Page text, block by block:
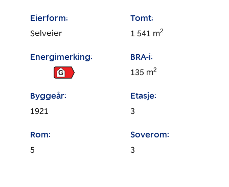
Eierform:
Selveier
Tomt:
1 541 m2
Energimerking:
G
BRA-i:
135 m2
Byggeår:
1921
Etasje:
3
Rom:
5
Soverom:
3